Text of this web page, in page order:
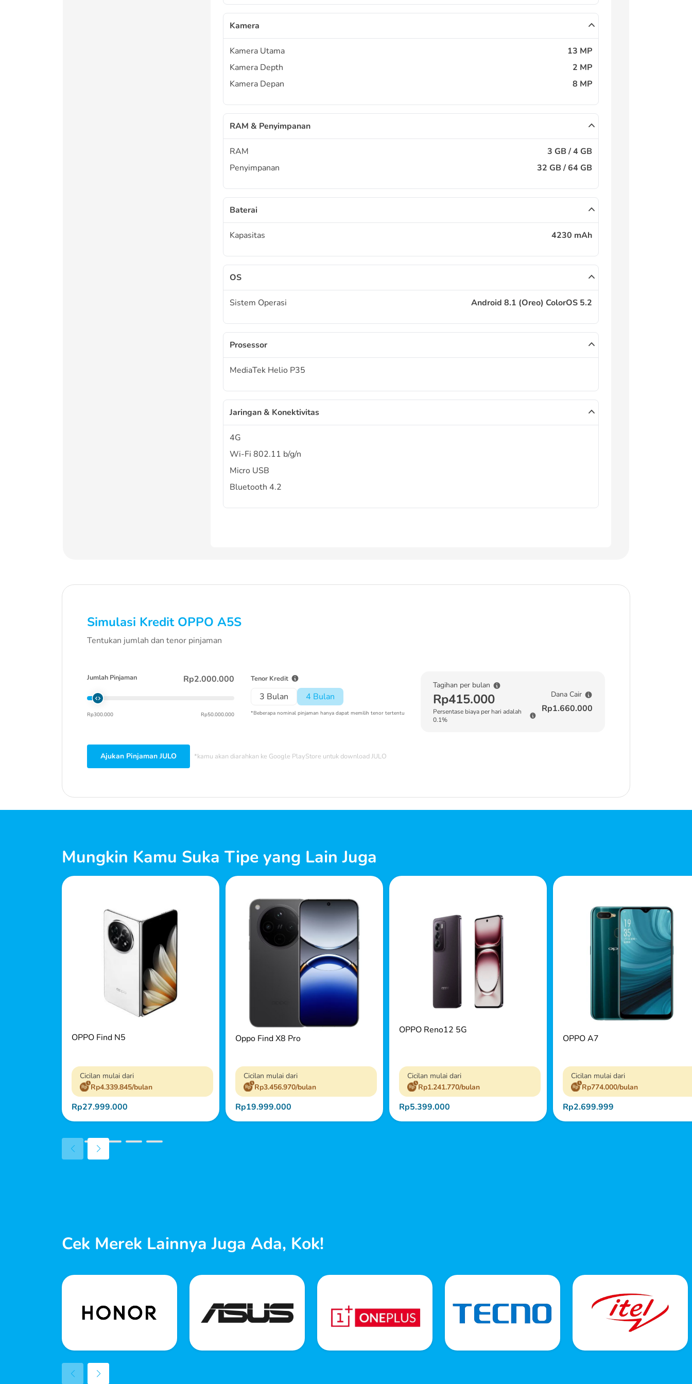
Kamera
Kamera Utama
13 MP
Kamera Depth
2 MP
Kamera Depan
8 MP
RAM & Penyimpanan
RAM
3 GB / 4 GB
Penyimpanan
32 GB / 64 GB
Baterai
Kapasitas 4230 mAh
OS
Sistem Operasi Android 8.1 (Oreo) ColorOS 5.2
Prosessor
MediaTek Helio P35
Jaringan & Konektivitas
4G
Wi-Fi 802.11 b/g/n
Micro USB
Bluetooth 4.2
Simulasi Kredit OPPO A5S
Tentukan jumlah dan tenor pinjaman
Jumlah Pinjaman Rp2.000.000
Rp300.000 Rp50.000.000
Tenor Kredit
3 Bulan 4 Bulan
*Beberapa nominal pinjaman hanya dapat memilih tenor tertentu
Tagihan per bulan
Rp415.000
Persentase biaya per hari adalah
0.1%
Dana Cair
Rp1.660.000
Ajukan Pinjaman JULO *kamu akan diarahkan ke Google PlayStore untuk download JULO
Mungkin Kamu Suka Tipe yang Lain Juga
OPPO Find N5
Cicilan mulai dari
Rp4.339.845/bulan
Rp27.999.000
Oppo Find X8 Pro
Cicilan mulai dari
Rp3.456.970/bulan
Rp19.999.000
OPPO Reno12 5G
Cicilan mulai dari
Rp1.241.770/bulan
Rp5.399.000
OPPO A7
Cicilan mulai dari
Rp774.000/bulan
Rp2.699.999
Cek Merek Lainnya Juga Ada, Kok!